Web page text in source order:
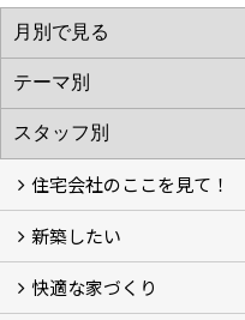
住宅会社のここを見て！
家づくりをはじめる前に
施主をラクさせる会社と
理想の家を建てるには？
新築したい
こだわり
大伸の家づくり体制
地熱＆太陽光の家
家づくりスケジュール
アフター・保証体制
快適な家づくり